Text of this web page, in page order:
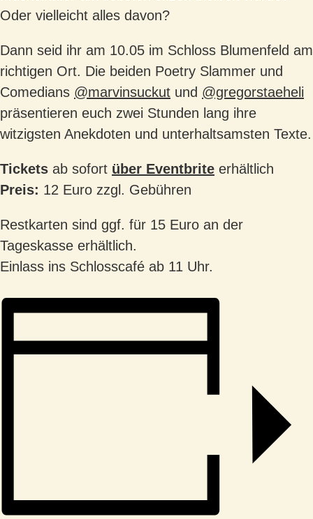
Oder vielleicht alles davon?
Dann seid ihr am 10.05 im Schloss Blumenfeld am
richtigen Ort. Die beiden Poetry Slammer und
Comedians @marvinsuckut und @gregorstaeheli
präsentieren euch zwei Stunden lang ihre
witzigsten Anekdoten und unterhaltsamsten Texte.
Tickets ab sofort über Eventbrite erhältlich
Preis: 12 Euro zzgl. Gebühren
Restkarten sind ggf. für 15 Euro an der
Tageskasse erhältlich.
Einlass ins Schlosscafé ab 11 Uhr.